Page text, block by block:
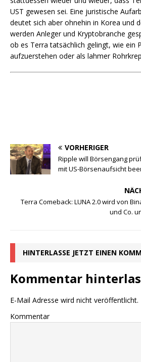
UST gewesen sei. Eine juristische
deutet sich aber ohnehin in Korea und
werden Anleger und Kryptobranche
ob es Terra tatsächlich gelingt, wie ein
aufzuerstehen oder als lahmer
VORHERIGER
Ripple will Börsengang
mit US-Börsenaufsicht
Terra Comeback: LUNA 2.0 wird von
und Co.
HINTERLASSE JETZT EINEN
Kommentar
E-Mail Adresse wird nicht veröffentlicht.
Kommentar